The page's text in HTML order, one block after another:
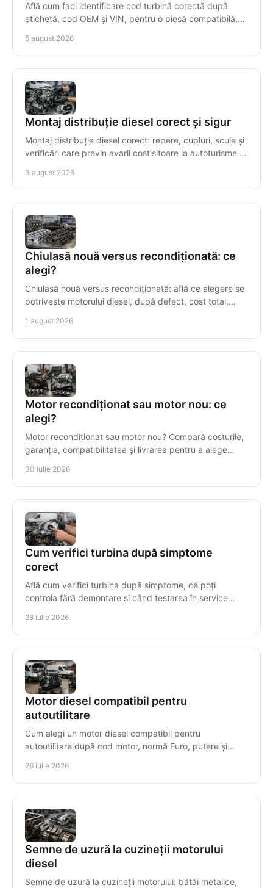
Află cum faci identificare cod turbină corectă după
etichetă, cod OEM și VIN, pentru o piesă compatibilă,
5 august 2026
Montaj distribuție diesel corect și sigur
Montaj distribuție diesel corect: repere, cupluri, scule și
verificări care previn avarii costisitoare la autoturisme și
3 august 2026
Chiulasă nouă versus recondiționată: ce
alegi?
Chiulasă nouă versus recondiționată: află ce alegere se
potrivește motorului diesel, după defect, cost total,
1 august 2026
Motor recondiționat sau motor nou: ce
alegi?
Motor recondiționat sau motor nou? Compară costurile,
garanția, compatibilitatea și livrarea pentru a alege
30 iulie 2026
Cum verifici turbina după simptome
corect
Află cum verifici turbina după simptome, ce poți
controla fără demontare și când testarea în service
28 iulie 2026
Motor diesel compatibil pentru
autoutilitare
Cum alegi un motor diesel compatibil pentru
autoutilitare după cod motor, normă Euro, putere și
staționare.
26 iulie 2026
Semne de uzură la cuzineții motorului
diesel
Semne de uzură la cuzineții motorului: bătăi metalice,